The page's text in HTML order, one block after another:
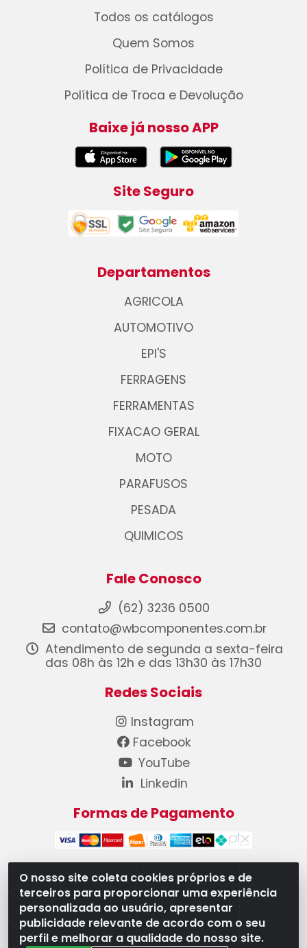
O nosso site coleta cookies próprios e de
terceiros para proporcionar uma experiência
personalizada ao usuário, apresentar
publicidade relevante de acordo com o seu
perfil e melhorar a qualidade do nosso site.
Todos os catálogos
Quem Somos
Política de Privacidade
Política de Troca e Devolução
Baixe já nosso APP
Site Seguro
Departamentos
AGRICOLA
AUTOMOTIVO
EPI'S
FERRAGENS
FERRAMENTAS
FIXACAO GERAL
MOTO
PARAFUSOS
PESADA
QUIMICOS
Fale Conosco
(62) 3236 0500
contato@wbcomponentes.com.br
Atendimento de segunda a sexta-feira
das 08h às 12h e das 13h30 às 17h30
Redes Sociais
Instagram
Facebook
YouTube
Linkedin
Formas de Pagamento
WB Componentes Automotivos LTDA - CNPJ
08.528.393/0001-12 - Rua do Níquel, 667 - Parque
Oeste Industrial, Goiânia/GO - CEP 74375-660